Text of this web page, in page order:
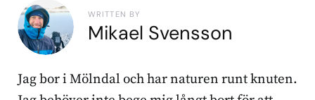
WRITTEN BY
Mikael Svensson
Jag bor i Mölndal och har naturen runt knuten.